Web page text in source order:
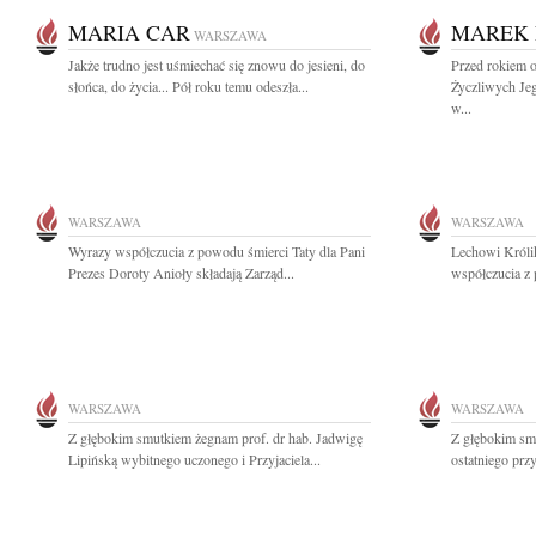
MARIA CAR WARSZAWA
Jakże trudno jest uśmiechać się znowu do jesieni, do
słońca, do życia... Pół roku temu odeszła...
MAREK
Przed rokiem
Życzliwych
w...
WARSZAWA
Wyrazy współczucia z powodu śmierci Taty dla Pani
Prezes Doroty Anioły składają Zarząd...
WARSZAWA
Lechowi
współczucia
WARSZAWA
Z głębokim smutkiem żegnam prof. dr hab. Jadwigę
Lipińską wybitnego uczonego i Przyjaciela...
WARSZAWA
Z głębokim
ostatniego